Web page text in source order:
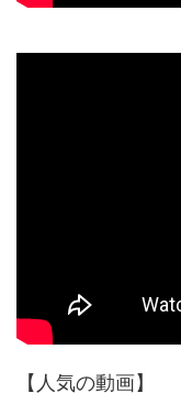
【人気の動画】